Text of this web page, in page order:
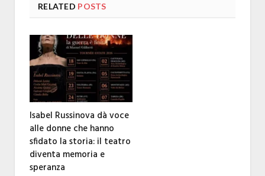
RELATED POSTS
Isabel Russinova dà voce
alle donne che hanno
sfidato la storia: il teatro
diventa memoria e
speranza